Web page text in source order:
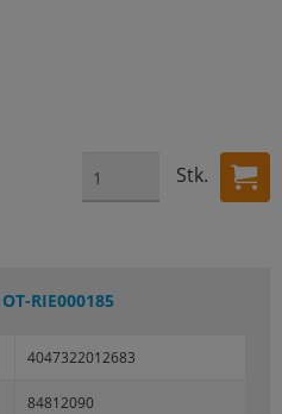
Stk.
OT-RIE000185
4047322012683
84812090